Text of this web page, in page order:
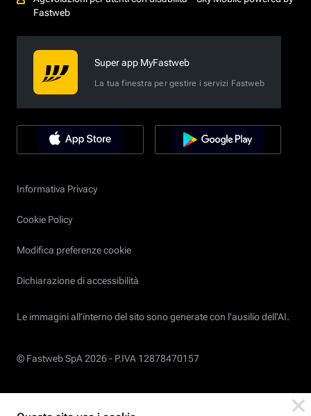
Fastweb
Super app MyFastweb
La tua finestra per gestire i servizi Fastweb
Informativa Privacy
Cookie Policy
Modifica preferenze cookie
Dichiarazione di accessibilità
Le immagini all’interno del sito sono generate con l'ausilio dell'AI.
© Fastweb SpA 2026 - P.IVA 12878470157